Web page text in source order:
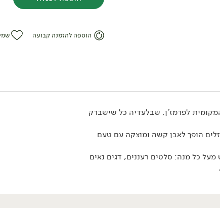
משולש מנצ'גו 30% -
200 גרם
הוספה להזמנה קבועה
לפרמז'ן, שבלעדיה כל שישברק
הופך לאבן קשה ומוצקה עם טעם
כל מנה: סלטים רעננים, דגים נאים